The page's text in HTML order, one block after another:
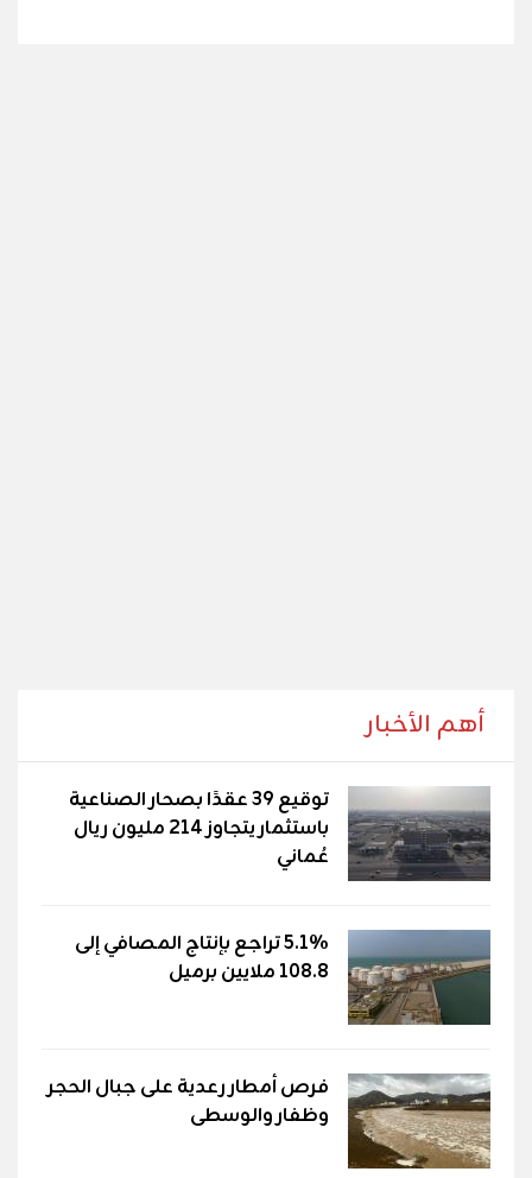
أهم الأخبار
توقيع 39 عقدًا بصحار الصناعية
باستثمار يتجاوز 214 مليون ريال
عُماني
5.1% تراجع بإنتاج المصافي إلى
108.8 ملايين برميل
فرص أمطار رعدية على جبال الحجر
وظفار والوسطى